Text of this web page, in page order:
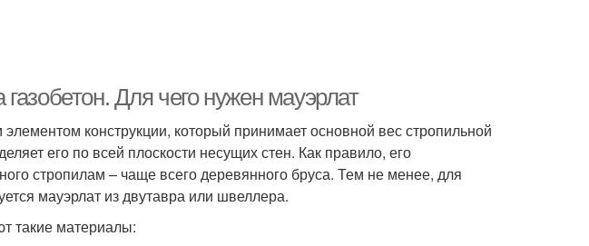
Для чего нужен мауэрлат
конструкции, который принимает основной вес стропильной
его по всей плоскости несущих стен. Как правило, его
стропилам – чаще всего деревянного бруса. Тем не менее, для
мауэрлат из двутавра или швеллера.
такие материалы: